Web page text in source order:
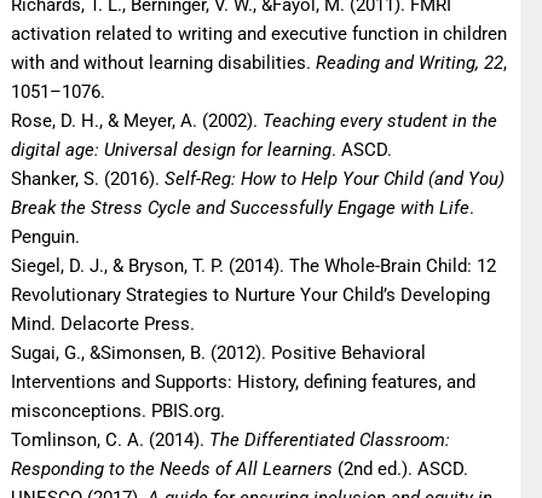
Richards, T. L., Berninger, V. W., &Fayol, M. (2011). FMRI
activation related to writing and executive function in children
with and without learning disabilities.Reading and Writing, 22,
1051–1076.
Rose, D. H., & Meyer, A. (2002). Teaching every student in the
digital age: Universal design for learning. ASCD.
Shanker, S. (2016).Self-Reg: How to Help Your Child (and You)
Break the Stress Cycle and Successfully Engage with Life.
Penguin.
Siegel, D. J., & Bryson, T. P. (2014). The Whole-Brain Child: 12
Revolutionary Strategies to Nurture Your Child’s Developing
Mind. Delacorte Press.
Sugai, G., &Simonsen, B. (2012). Positive Behavioral
Interventions and Supports: History, defining features, and
misconceptions. PBIS.org.
Tomlinson, C. A. (2014). The Differentiated Classroom:
Responding to the Needs of All Learners (2nd ed.). ASCD.